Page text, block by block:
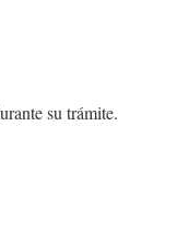
su trámite.